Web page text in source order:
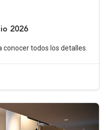
2026
todos los detalles.